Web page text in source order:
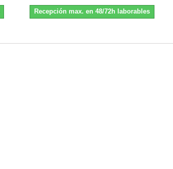
Recepción max. en 48/72h laborables